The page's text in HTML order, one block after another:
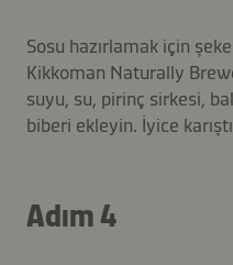
Sosu hazırlamak için
Kikkoman Naturally
suyu, su, pirinç sirkesi,
biberi ekleyin. İyice
Adım 4